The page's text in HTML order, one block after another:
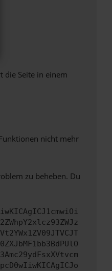
die Seite in einem
nicht mehr
zu beheben. Du